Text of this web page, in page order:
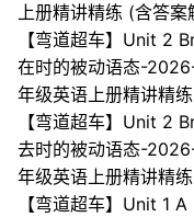
上册精讲精练 (含答案
【弯道超车】Unit 2
在时的被动语态-
年级英语上册精讲精
【弯道超车】Unit 2
去时的被动语态-
年级英语上册精讲精
【弯道超车】Unit 1